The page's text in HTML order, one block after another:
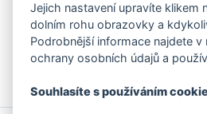
ankety, pozvánky na
Více informací o
Jejich nastavení upravíte klikem
dolním rohu obrazovky a
Podrobnější informace najdete v
ochrany osobních údajů a
Souhlasíte s používáním